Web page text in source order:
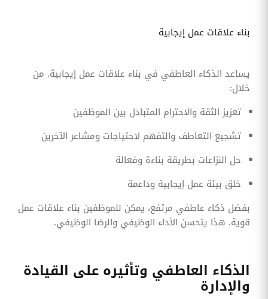
بناء علاقات عمل إيجابية
يساعد الذكاء العاطفي في بناء علاقات عمل إيجابية. من
خلال:
تعزيز الثقة والاحترام المتبادل بين الموظفين
تشجيع التعاطف والتفهم لاحتياجات ومشاعر الآخرين
حل النزاعات بطريقة بناءة وفعالة
خلق بيئة عمل إيجابية وداعمة
بفضل ذكاء عاطفي مرتفع، يمكن للموظفين بناء علاقات عمل
قوية. هذا يتحسن الأداء الوظيفي والرضا الوظيفي.
الذكاء العاطفي وتأثيره على القيادة
والإدارة